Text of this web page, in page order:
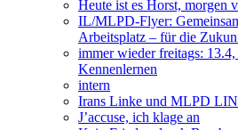
Heute ist es Horst, morgen
IL/MLPD-Flyer:
Arbeitsplatz – für die
immer wieder freitags:
Kennenlernen
intern
Irans Linke und MLPD
J’accuse, ich klage an